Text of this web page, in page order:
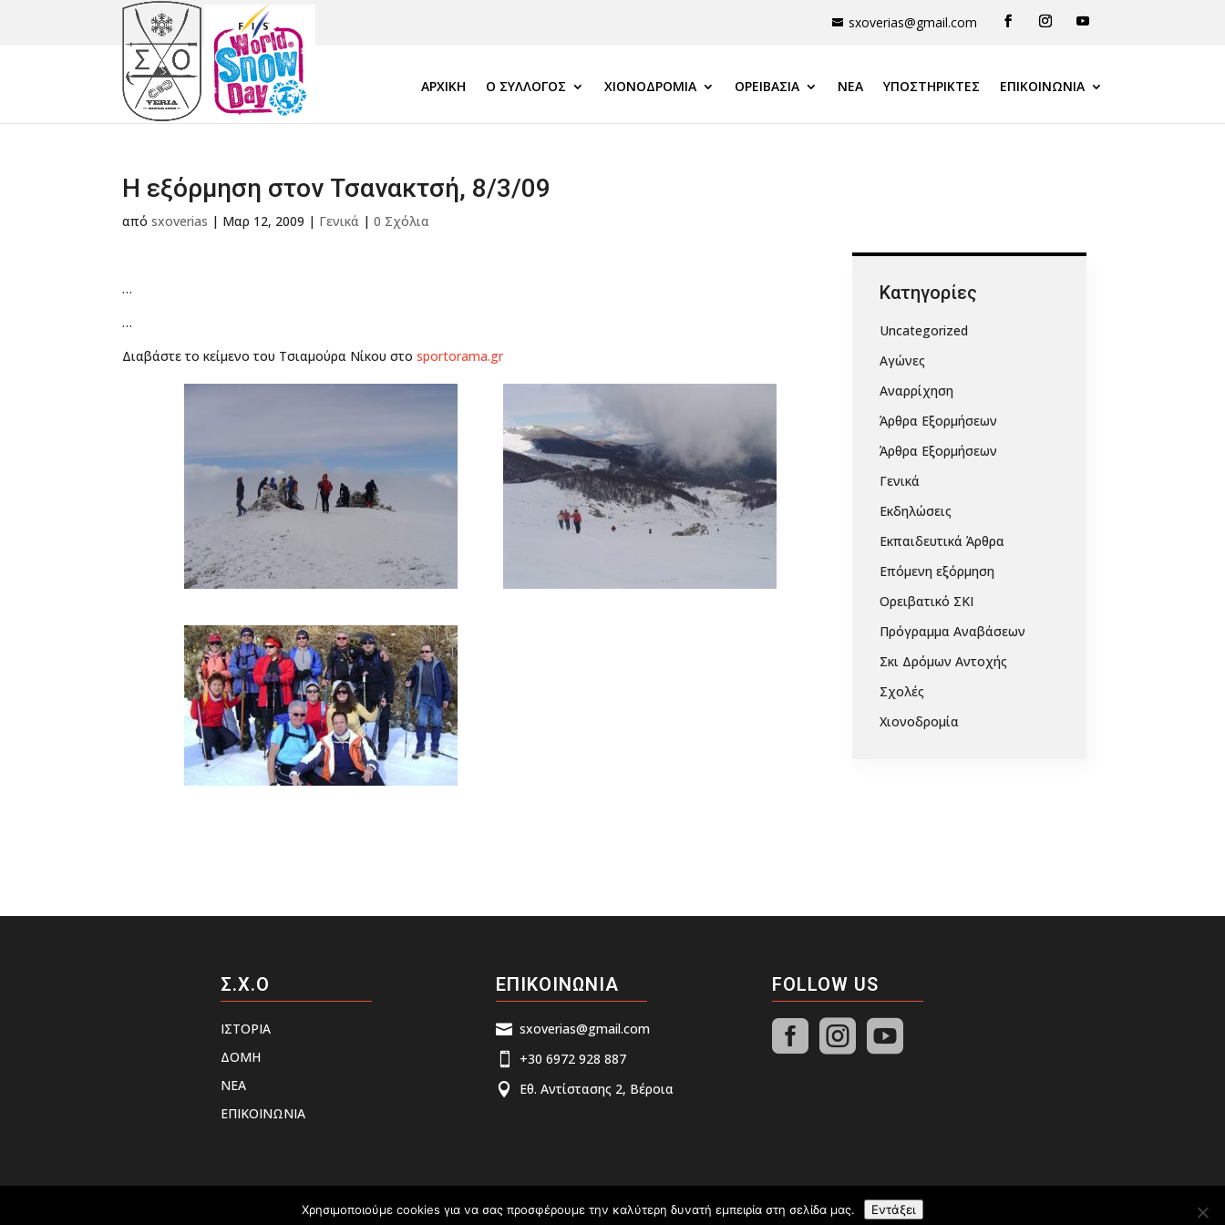
sxoverias@gmail.com
ΑΡΧΙΚΗ Ο ΣΎΛΛΟΓΟΣ ΧΙΟΝΟΔΡΟΜΊΑ ΟΡΕΙΒΑΣΊΑ ΝΕΑ ΥΠΟΣΤΗΡΙΚΤΈΣ ΕΠΙΚΟΙΝΩΝΙΑ
Η εξόρμηση στον Τσανακτσή, 8/3/09
απόsxoverias | Μαρ 12, 2009 | Γενικά |0 Σχόλια
…
…
Διαβάστε το κείμενο του Τσιαμούρα Νίκου στοsportorama.gr
Kατηγορίες
Uncategorized
Αγώνες
Αναρρίχηση
Άρθρα Εξορμήσεων
Άρθρα Εξορμήσεων
Γενικά
Εκδηλώσεις
Εκπαιδευτικά Άρθρα
Επόμενη εξόρμηση
Ορειβατικό ΣΚΙ
Πρόγραμμα Αναβάσεων
Σκι Δρόμων Αντοχής
Σχολές
Χιονοδρομία
Σ.Χ.Ο
ΙΣΤΟΡΙΑ
ΔΟΜΗ
ΝΕΑ
ΕΠΙΚΟΙΝΩΝΙΑ
ΕΠΙΚΟΙΝΩΝΙΑ
 sxoverias@gmail.com
 +30 6972 928 887
 Εθ. Αντίστασης 2, Βέροια
FOLLOW US
  
Σύλλογος Χιονοδρόμων - Ορειβατών Βέροιας © 2026Χρησιμοποιούμε cookies για να σας προσφέρουμε την καλύτερη δυνατή εμπειρία στη σελίδα μας. Εντάξει